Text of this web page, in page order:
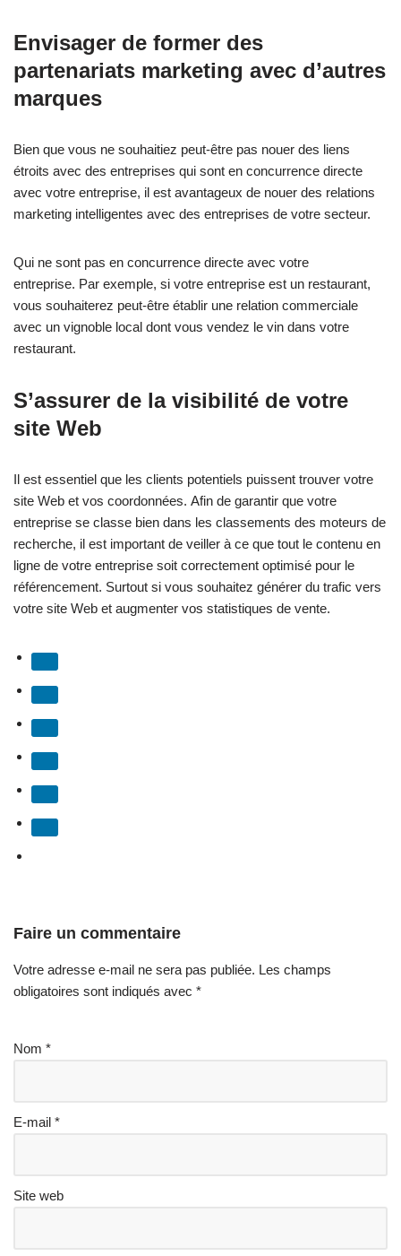
Envisager de former des
partenariats marketing avec d’autres
marques
Bien que vous ne souhaitiez peut-être pas nouer des liens
étroits avec des entreprises qui sont en concurrence directe
avec votre entreprise, il est avantageux de nouer des relations
marketing intelligentes avec des entreprises de votre secteur.
Qui ne sont pas en concurrence directe avec votre
entreprise. Par exemple, si votre entreprise est un restaurant,
vous souhaiterez peut-être établir une relation commerciale
avec un vignoble local dont vous vendez le vin dans votre
restaurant.
S’assurer de la visibilité de votre
site Web
Il est essentiel que les clients potentiels puissent trouver votre
site Web et vos coordonnées. Afin de garantir que votre
entreprise se classe bien dans les classements des moteurs de
recherche, il est important de veiller à ce que tout le contenu en
ligne de votre entreprise soit correctement optimisé pour le
référencement. Surtout si vous souhaitez générer du trafic vers
votre site Web et augmenter vos statistiques de vente.
Faire un commentaire
Votre adresse e-mail ne sera pas publiée. Les champs
obligatoires sont indiqués avec *
Nom *
E-mail *
Site web